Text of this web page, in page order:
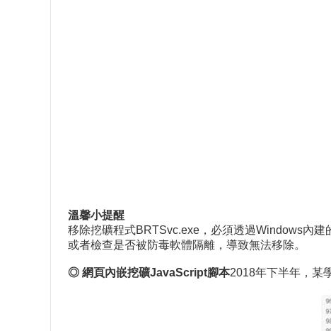
溫馨小提醒
移除挖礦程式BRTSvc.exe，必須透過Windows內建
或者檢查是否被防毒軟體隔離，導致無法移除。
◎ 網頁內嵌挖礦JavaScript腳本2018年下半年，某